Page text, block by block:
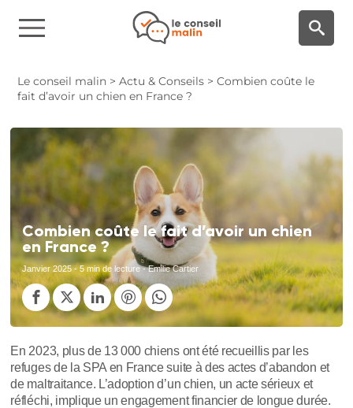
Le conseil malin >Actu & Conseils >Combien coûte le
fait d’avoir un chien en France ?
Combien coûte le fait d’avoir un chien
en France ?
Janvier 2025- 5 min de lecture - Emilie Cartier
En 2023, plus de 13 000 chiens ont été recueillis par les
refuges de la SPA en France suite à des actes d’abandon et
de maltraitance. L’adoption d’un chien, un acte sérieux et
réfléchi, implique un engagement financier de longue durée.